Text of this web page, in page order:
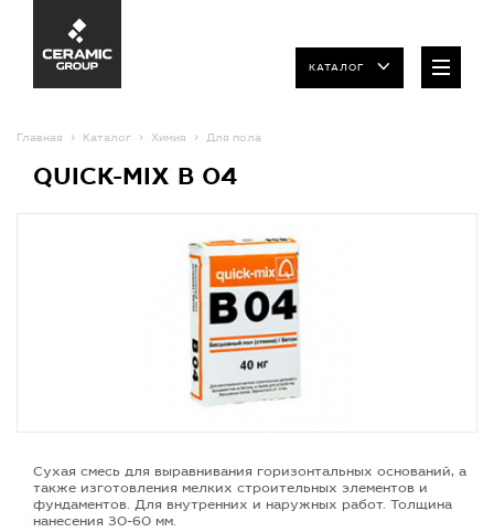
КАТАЛОГ
Главная Каталог Химия Для пола
QUICK-MIX B 04
Сухая смесь для выравнивания горизонтальных оснований, а
также изготовления мелких строительных элементов и
фундаментов. Для внутренних и наружных работ. Толщина
нанесения 30-60 мм.